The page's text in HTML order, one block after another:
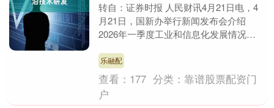
转自：证券时报 人民财讯4月21日电，4
月21日，国新办举行新闻发布会介绍
2026年一季度工业和信息化发展情况，
展司司长谢存....
乐融配
查看： 177 分类：靠谱股票配资门
户